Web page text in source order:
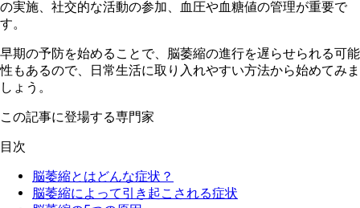
の実施、社交的な活動の参加、血圧や血糖値の管理が重要で
す。
早期の予防を始めることで、脳萎縮の進行を遅らせられる可能
性もあるので、日常生活に取り入れやすい方法から始めてみま
しょう。
この記事に登場する専門家
目次
脳萎縮とはどんな症状？
脳萎縮によって引き起こされる症状